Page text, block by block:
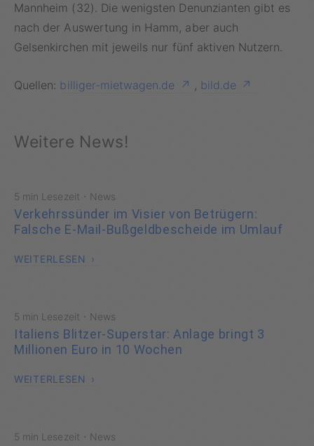
Mannheim (32). Die wenigsten Denunzianten gibt es
nach der Auswertung in Hamm, aber auch
Gelsenkirchen mit jeweils nur fünf aktiven Nutzern.
Quellen: billiger-mietwagen.de , bild.de
Weitere News!
5 min Lesezeit · News
Verkehrssünder im Visier von Betrügern:
Falsche E-Mail-Bußgeldbescheide im Umlauf
WEITERLESEN
5 min Lesezeit · News
Italiens Blitzer-Superstar: Anlage bringt 3
Millionen Euro in 10 Wochen
WEITERLESEN
5 min Lesezeit · News